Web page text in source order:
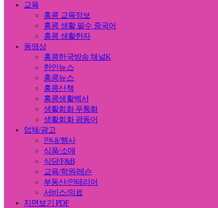
교육
홍콩 교육정보
홍콩 생활 필수 중국어
홍콩 생활한자
동영상
홍콩한국방송 채널K
한인뉴스
홍콩뉴스
홍콩산책
홍콩생활백서
생활회화 푸통화
생활회화 광동어
업체/광고
안내/행사
식품/소매
식당/F&B
교육/학원/레슨
부동산/인테리어
서비스/의료
지면보기 PDF